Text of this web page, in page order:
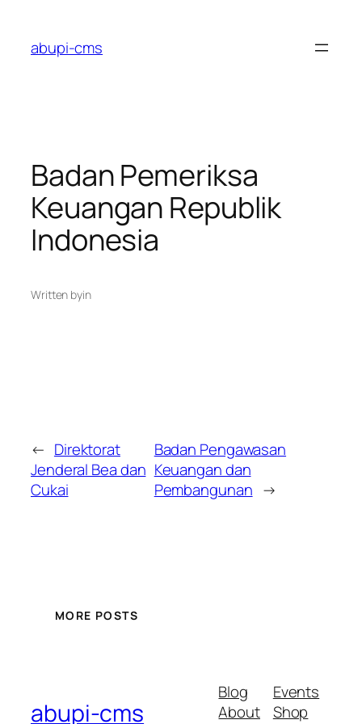
konten
abupi-cms
Badan Pemeriksa
Keuangan Republik
Indonesia
Written byin
← Direktorat
Jenderal Bea dan
Cukai
Badan Pengawasan
Keuangan dan
Pembangunan →
MORE POSTS
abupi-cms
Blog
About
Events
Shop